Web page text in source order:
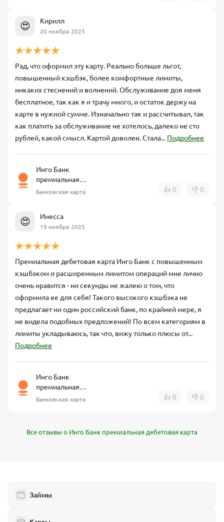
😍 Кирилл
20 ноября 2025
Рад, что оформил эту карту. Реально больше льгот,
повышенный кэшбэк, более комфортные лимиты,
никаких стеснений и волнений. Обслуживание доя меня
бесплатное, так как я и трачу много, и остаток держу на
карте в нужной сумме. Изначально так и рассчитывал, так
как платить за обслуживание не хотелось, далеко не сто
рублей, какой смысл. Картой доволен. Стала... Подробнее
Инго Банк
премиальная
дебетовая карта
Банковская карта 👍 0 👎 0
😍 Инесса
19 ноября 2025
Премиальная дебетовая карта Инго Банк с повышенным
кэшбэком и расширенным лимитом операций мне лично
очень нравится - ни секунды не жалею о том, что
оформила ее для себя! Такого высокого кэшбэка не
предлагает ни один российский банк, по крайней мере, я
не видела подобных предложений! По всем категориям в
лимиты укладываюсь, так что, вижу только плюсы от...
Подробнее
Инго Банк
премиальная
дебетовая карта
Банковская карта 👍 0 👎 0
Все отзывы о Инго Банк премиальная дебетовая карта
Займы